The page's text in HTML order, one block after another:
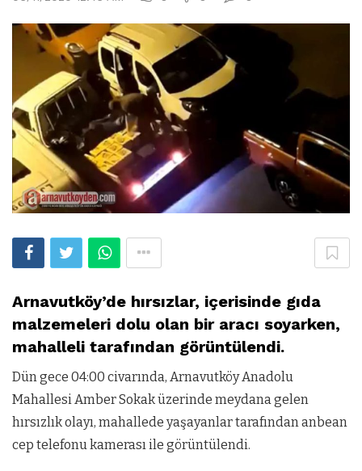
Arnavutköy’de hırsızlar, içerisinde gıda
malzemeleri dolu olan bir aracı soyarken,
mahalleli tarafından görüntülendi.
Dün gece 04:00 civarında, Arnavutköy Anadolu
Mahallesi Amber Sokak üzerinde meydana gelen
hırsızlık olayı, mahallede yaşayanlar tarafından anbean
cep telefonu kamerası ile görüntülendi.